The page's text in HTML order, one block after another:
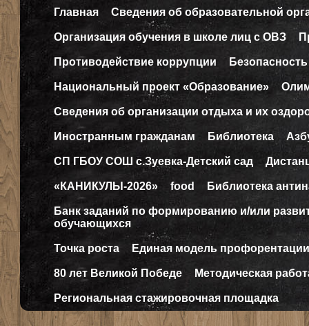
Главная Сведения об образовательной
Организация обучения в школе лиц с ОВЗ
Противодействие коррупции Безопасность
Национальный проект «Образование»
Сведения об организации отдыха и их
Иностранным гражданам Библиотека
СП ГБОУ СОШ с.Зуевка-Детский сад
«КАНИКУЛЫ-2026» food Библиотека
Банк заданий по формированию и/или
обучающихся
Точка роста Единая модель профорентации
80 лет Великой Победе Методическая
Региональная стажировочная площадка